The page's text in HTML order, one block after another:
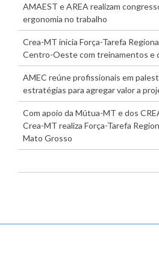
AMAEST e AREA realizam
ergonomia no trabalho
Crea-MT inicia Força-Tarefa
Centro-Oeste com treinamentos e
AMEC reúne profissionais em
estratégias para agregar valor a
Com apoio da Mútua-MT e dos
Crea-MT realiza Força-Tarefa
Mato Grosso